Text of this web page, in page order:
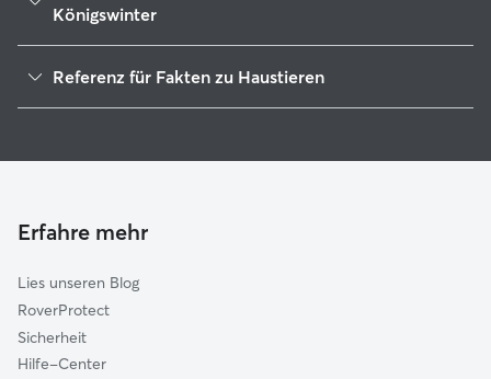
Königswinter
Hundekindergarten in Königswinter
Katzensitter in Königswinter
Referenz für Fakten zu Haustieren
Erfahre mehr
Lies unseren Blog
RoverProtect
Sicherheit
Hilfe-Center